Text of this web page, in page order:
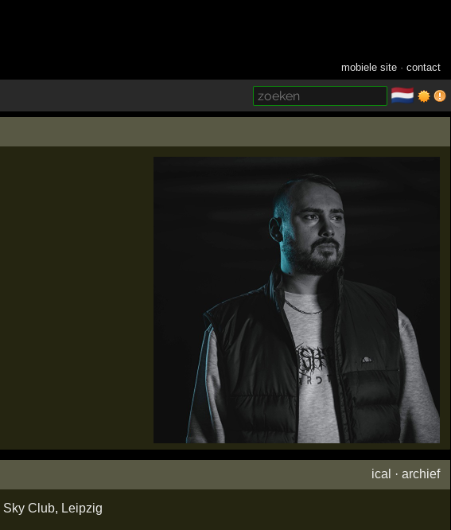
mobiele site ·contact
🇳🇱
ical ·archief
Sky Club, Leipzig